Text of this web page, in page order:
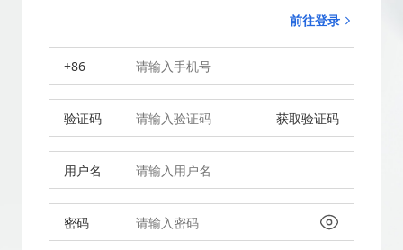
前往登录
+86
验证码 获取验证码
用户名
密码